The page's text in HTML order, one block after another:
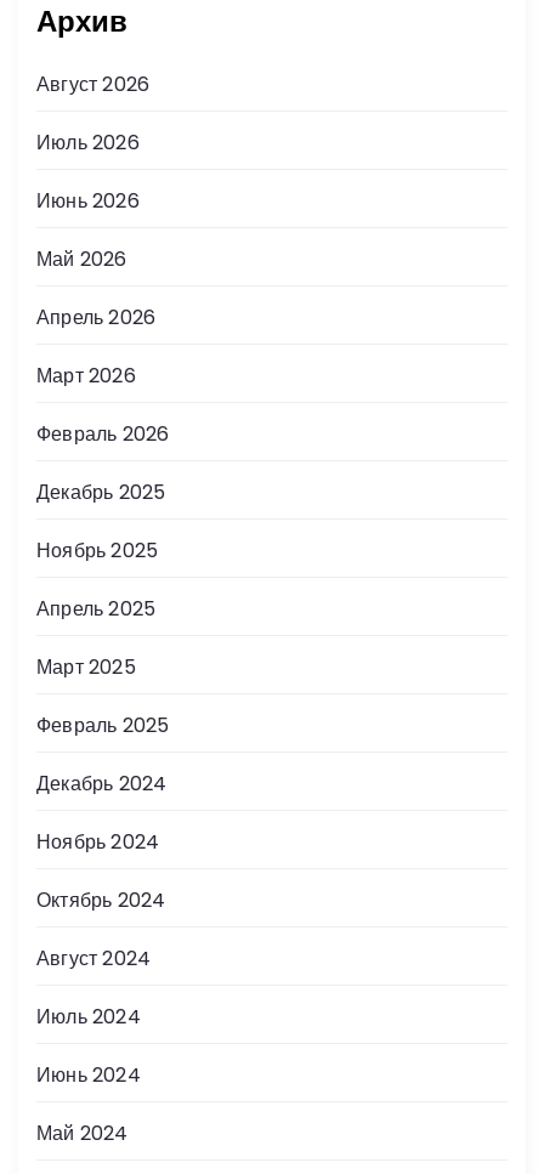
Архив
Август 2026
Июль 2026
Июнь 2026
Май 2026
Апрель 2026
Март 2026
Февраль 2026
Декабрь 2025
Ноябрь 2025
Апрель 2025
Март 2025
Февраль 2025
Декабрь 2024
Ноябрь 2024
Октябрь 2024
Август 2024
Июль 2024
Июнь 2024
Май 2024